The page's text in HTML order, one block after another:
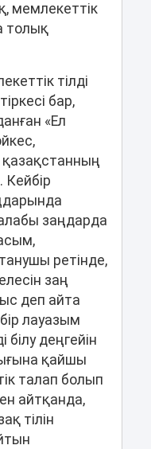
мемлекеттік
толық
тілді
бар,
«Ел
қазақстанның
Кейбір
заңдарда
ретінде,
заң
деп айта
лауазым
білу деңгейін
қайшы
талап болып
айтқанда,
тілін